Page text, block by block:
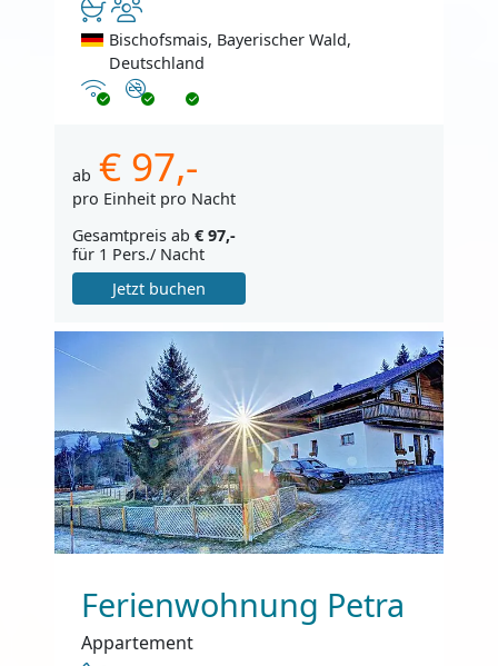
Bischofsmais, Bayerischer Wald,
Deutschland
InternetNichtraucher
ab € 97,-
pro Einheit pro Nacht
Gesamtpreis ab € 97,-
für 1 Pers./ Nacht
Jetzt buchen
Ferienwohnung Petra
Appartement